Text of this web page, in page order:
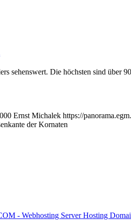
sehenswert. Die höchsten sind über
Ernst Michalek https://
der Kornaten